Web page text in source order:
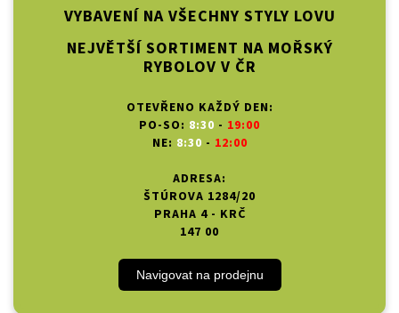
VYBAVENÍ NA VŠECHNY STYLY LOVU
NEJVĚTŠÍ SORTIMENT NA MOŘSKÝ
RYBOLOV V ČR
OTEVŘENO KAŽDÝ DEN:
PO-SO: 8:30 - 19:00
NE: 8:30 - 12:00
ADRESA:
ŠTÚROVA 1284/20
PRAHA 4 - KRČ
147 00
Navigovat na prodejnu